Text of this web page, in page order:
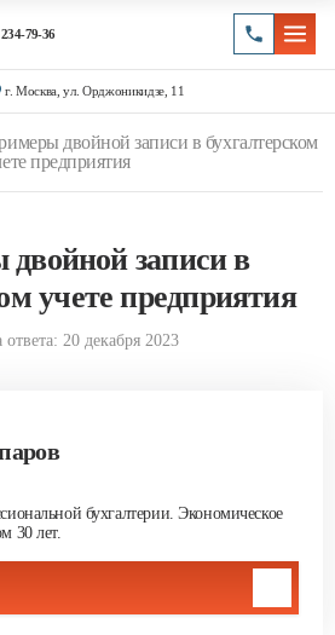
79-36
г. Москва, ул. Орджоникидзе, 11
двойной записи в бухгалтерском
предприятия
записи в
учете предприятия
ответа: 20 декабря 2023
бухгалтерии. Экономическое
30 лет.